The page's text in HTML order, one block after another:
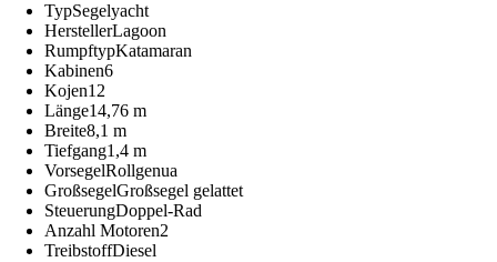
TypSegelyacht
HerstellerLagoon
RumpftypKatamaran
Kabinen6
Kojen12
Länge14,76 m
Breite8,1 m
Tiefgang1,4 m
VorsegelRollgenua
GroßsegelGroßsegel gelattet
SteuerungDoppel-Rad
Anzahl Motoren2
TreibstoffDiesel